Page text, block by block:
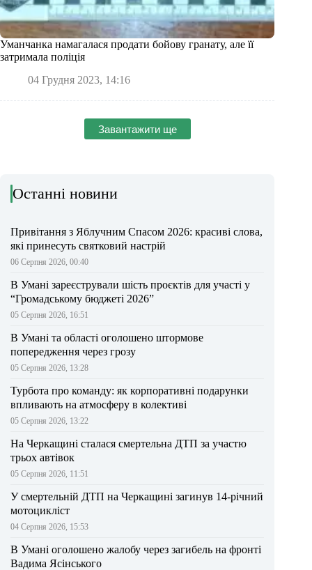
Уманчанка намагалася продати бойову гранату, але її
затримала поліція
04 Грудня 2023, 14:16
Завантажити ще
Останні новини
Привітання з Яблучним Спасом 2026: красиві слова,
які принесуть святковий настрій
06 Серпня 2026, 00:40
В Умані зареєстрували шість проєктів для участі у
“Громадському бюджеті 2026”
05 Серпня 2026, 16:51
В Умані та області оголошено штормове
попередження через грозу
05 Серпня 2026, 13:28
Турбота про команду: як корпоративні подарунки
впливають на атмосферу в колективі
05 Серпня 2026, 13:22
На Черкащині сталася смертельна ДТП за участю
трьох автівок
05 Серпня 2026, 11:51
У смертельній ДТП на Черкащині загинув 14-річний
мотоцикліст
04 Серпня 2026, 15:53
В Умані оголошено жалобу через загибель на фронті
Вадима Ясінського